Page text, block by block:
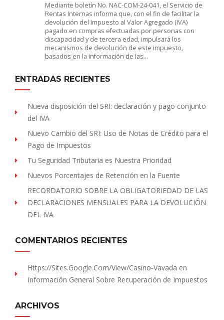
Mediante boletín No. NAC-COM-24-041, el Servicio de
Rentas Internas informa que, con el fin de facilitar la
devolución del Impuesto al Valor Agregado (IVA)
pagado en compras efectuadas por personas con
discapacidad y de tercera edad, impulsará los
mecanismos de devolución de este impuesto,
basados en la información de las…
ENTRADAS RECIENTES
Nueva disposición del SRI: declaración y pago conjunto
del IVA
Nuevo Cambio del SRI: Uso de Notas de Crédito para el
Pago de Impuestos
Tu Seguridad Tributaria es Nuestra Prioridad
Nuevos Porcentajes de Retención en la Fuente
RECORDATORIO SOBRE LA OBLIGATORIEDAD DE LAS
DECLARACIONES MENSUALES PARA LA DEVOLUCIÓN
DEL IVA
COMENTARIOS RECIENTES
Https://sites.Google.com/view/Casino-Vavada en
Información General Sobre Recuperación de Impuestos
ARCHIVOS